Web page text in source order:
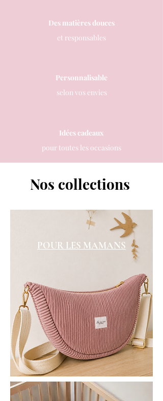
Des matières douces
et responsables
Personnalisable
selon vos envies
Idées cadeaux
pour toutes les occasions
Nos collections
POUR LES MAMANS